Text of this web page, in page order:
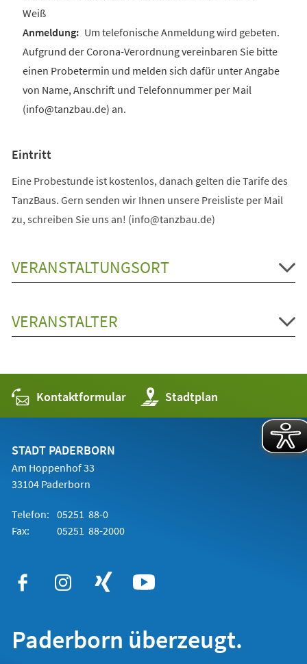
Weiß
Um telefonische Anmeldung wird gebeten.
Aufgrund der Corona-Verordnung vereinbaren Sie bitte
einen Probetermin und melden sich dafür unter Angabe
von Name, Anschrift und Telefonnummer per Mail
(info@tanzbau.de) an.
Eintritt
Eine Probestunde ist kostenlos, danach gelten die Tarife des
TanzBaus. Gern senden wir Ihnen unsere Preisliste per Mail
zu, schreiben Sie uns an! (info@tanzbau.de)
VERANSTALTUNGSORT
VERANSTALTER
Kontaktformular Stadtplan
(Öffnet
in
einem
STADT PADERBORN
Am Hoppenhof 33
33104 Paderborn
Telefon: 05251 88-0
Fax:
05251 88-2000
Paderborn überzeugt.